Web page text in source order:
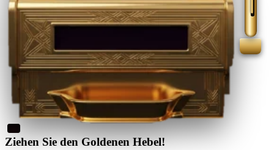
Ziehen Sie den Goldenen Hebel!